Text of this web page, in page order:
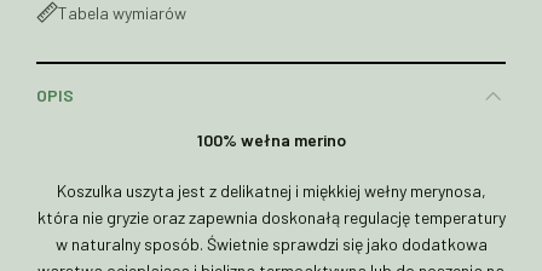
Tabela wymiarów
OPIS
100% wełna merino
Koszulka uszyta jest z delikatnej i miękkiej wełny merynosa,
która nie gryzie oraz zapewnia doskonałą regulację temperatury
w naturalny sposób. Świetnie sprawdzi się jako dodatkowa